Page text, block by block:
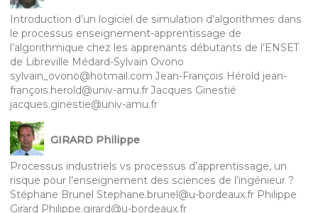
Introduction d’un logiciel de simulation d’algorithmes dans
le processus enseignement-apprentissage de
l’algorithmique chez les apprenants débutants de l’ENSET
de Libreville Médard-Sylvain Ovono
sylvain_ovono@hotmail.com Jean-François Hérold jean-
françois.herold@univ-amu.fr Jacques Ginestié
jacques.ginestie@univ-amu.fr
GIRARD Philippe
Processus industriels vs processus d’apprentissage, un
risque pour l’enseignement des sciences de l’ingénieur ?
Stéphane Brunel Stephane.brunel@u-bordeaux.fr Philippe
Girard Philippe.girard@u-bordeaux.fr